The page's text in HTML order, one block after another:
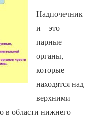
Надпочечник
и – это
парные
органы,
которые
находятся над
верхними
в области нижнего